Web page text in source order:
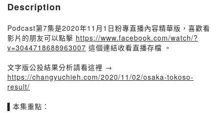
Description
Podcast第7集是2020年11月1日粉專直播內容精華版，喜歡看
影片的朋友可以點擊 https://www.facebook.com/watch/?
v=3044718688963007 這個連結收看直播存檔 。
文字版公投結果分析請看這裡 →
https://changyuchieh.com/2020/11/02/osaka-tokoso-
result/
▌本集重點：